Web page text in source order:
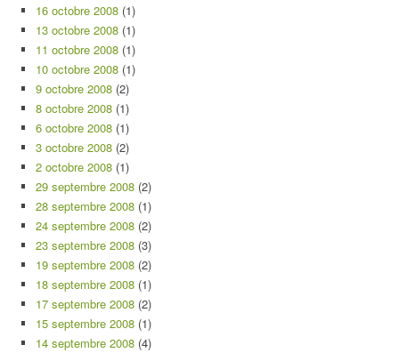
16 octobre 2008 (1)
13 octobre 2008 (1)
11 octobre 2008 (1)
10 octobre 2008 (1)
9 octobre 2008 (2)
8 octobre 2008 (1)
6 octobre 2008 (1)
3 octobre 2008 (2)
2 octobre 2008 (1)
29 septembre 2008 (2)
28 septembre 2008 (1)
24 septembre 2008 (2)
23 septembre 2008 (3)
19 septembre 2008 (2)
18 septembre 2008 (1)
17 septembre 2008 (2)
15 septembre 2008 (1)
14 septembre 2008 (4)